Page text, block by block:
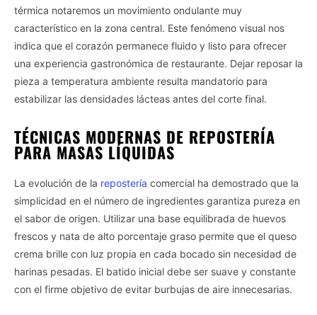
térmica notaremos un movimiento ondulante muy
característico en la zona central. Este fenómeno visual nos
indica que el corazón permanece fluido y listo para ofrecer
una experiencia gastronómica de restaurante. Dejar reposar la
pieza a temperatura ambiente resulta mandatorio para
estabilizar las densidades lácteas antes del corte final.
TÉCNICAS MODERNAS DE REPOSTERÍA
PARA MASAS LÍQUIDAS
La evolución de la repostería comercial ha demostrado que la
simplicidad en el número de ingredientes garantiza pureza en
el sabor de origen. Utilizar una base equilibrada de huevos
frescos y nata de alto porcentaje graso permite que el queso
crema brille con luz propia en cada bocado sin necesidad de
harinas pesadas. El batido inicial debe ser suave y constante
con el firme objetivo de evitar burbujas de aire innecesarias.